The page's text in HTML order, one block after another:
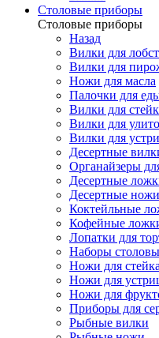
Cтоловые приборы
Cтоловые приборы
Назад
Вилки для
Вилки для
Ножи для масла
Палочки для
Вилки для
Вилки для
Вилки для
Десертные
Органайзеры
Десертные
Десертные ножи
Коктейльные
Кофейные
Лопатки для
Наборы
Ножи для стейка
Ножи для
Ножи для
Приборы для
Рыбные вилки